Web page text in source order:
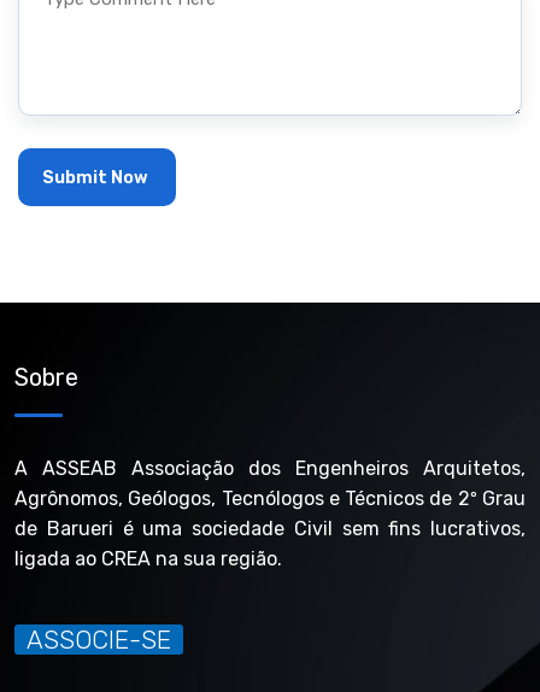
Sobre
A ASSEAB Associação dos Engenheiros Arquitetos,
Agrônomos, Geólogos, Tecnólogos e Técnicos de 2º Grau
de Barueri é uma sociedade Civil sem fins lucrativos,
ligada ao CREA na sua região.
ASSOCIE-SE